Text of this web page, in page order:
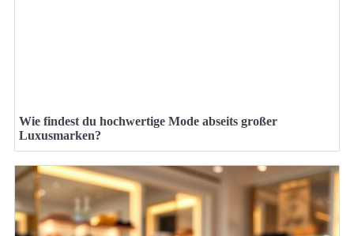
Wie findest du hochwertige Mode abseits großer
Luxusmarken?